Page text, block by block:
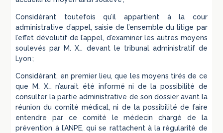
Considérant toutefois qu’il appartient à la cour
administrative d’appel, saisie de l’ensemble du litige par
l’effet dévolutif de l’appel, d’examiner les autres moyens
soulevés par M. X… devant le tribunal administratif de
Lyon ;
Considérant, en premier lieu, que les moyens tirés de ce
que M. X… n’aurait été informé ni de la possibilité de
consulter la partie administrative de son dossier avant la
réunion du comité médical, ni de la possibilité de faire
entendre par ce comité le médecin chargé de la
prévention à l’ANPE, qui se rattachent à la régularité de